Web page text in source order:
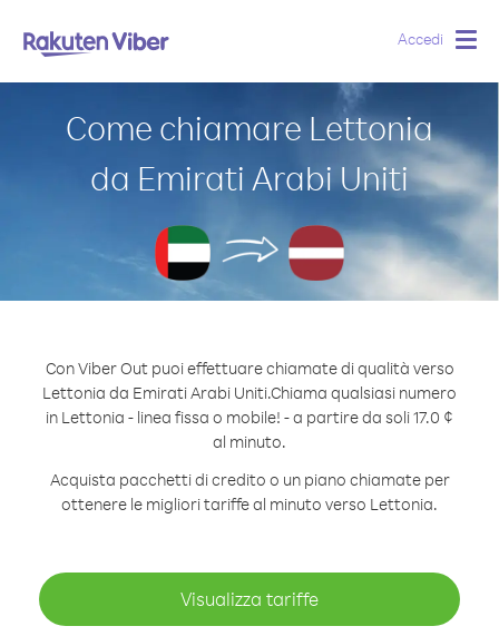
Accedi
Come chiamare Lettonia
da Emirati Arabi Uniti
Con Viber Out puoi effettuare chiamate di qualità verso
Lettonia da Emirati Arabi Uniti.Chiama qualsiasi numero
in Lettonia - linea fissa o mobile! - a partire da soli 17.0 ¢
al minuto.
Acquista pacchetti di credito o un piano chiamate per
ottenere le migliori tariffe al minuto verso Lettonia.
Visualizza tariffe